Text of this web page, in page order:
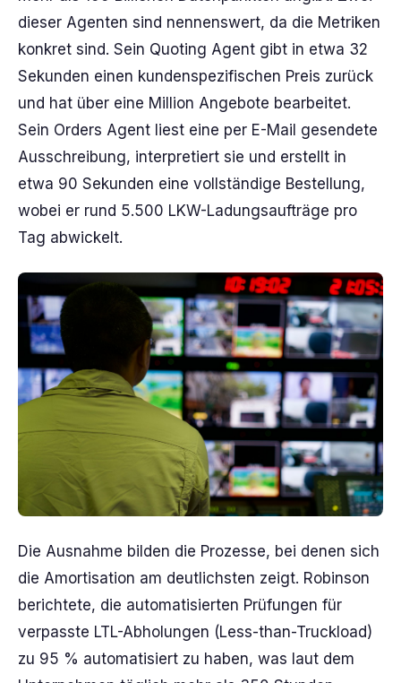
dieser Agenten sind nennenswert, da die Metriken
konkret sind. Sein Quoting Agent gibt in etwa 32
Sekunden einen kundenspezifischen Preis zurück
und hat über eine Million Angebote bearbeitet.
Sein Orders Agent liest eine per E-Mail gesendete
Ausschreibung, interpretiert sie und erstellt in
etwa 90 Sekunden eine vollständige Bestellung,
wobei er rund 5.500 LKW-Ladungsaufträge pro
Tag abwickelt.
Die Ausnahme bilden die Prozesse, bei denen sich
die Amortisation am deutlichsten zeigt. Robinson
berichtete, die automatisierten Prüfungen für
verpasste LTL-Abholungen (Less-than-Truckload)
zu 95 % automatisiert zu haben, was laut dem